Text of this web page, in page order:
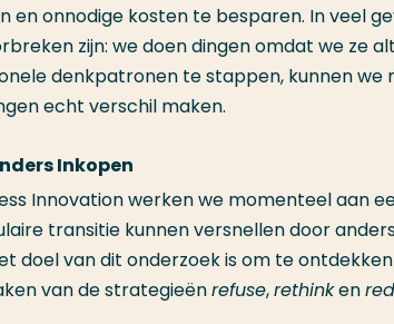
en onnodige kosten te besparen. In veel
zijn: we doen dingen omdat we ze
denkpatronen te stappen, kunnen
echt verschil maken.
Inkopen
Innovation werken we momenteel aan
transitie kunnen versnellen door
doel van dit onderzoek is om te
van de strategieënrefuse,rethinken